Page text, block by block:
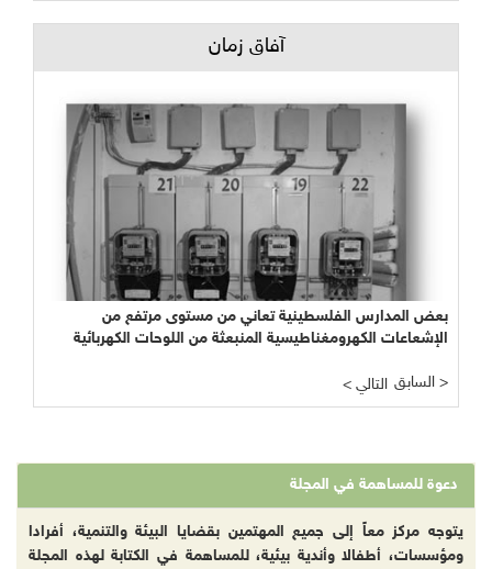
آفاق زمان
بعد أن استنزفته ودمرته: إسرائيل تخترع مشاريع "إصلاح بيئي"
لنهر الأردن وتضم إليها أردنيين وفلسطينيين
بعض المدارس الفلسطينية تعاني من مستوى مرتفع من
الإشعاعات الكهرومغناطيسية المنبعثة من اللوحات الكهربائية
< التالي السابق >
دعوة للمساهمة في المجلة
يتوجه مركز معاً إلى جميع المهتمين بقضايا البيئة والتنمية، أفرادا
ومؤسسات، أطفالا وأندية بيئية، للمساهمة في الكتابة لهذه المجلة